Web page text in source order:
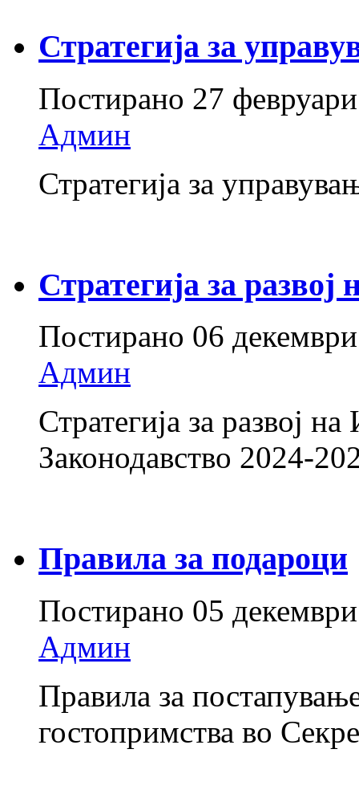
Стратегија за
Постирано 27
Админ
Стратегија за
Стратегија за
Постирано 06
Админ
Стратегија за развој
Законодавство 2024-
Правила за подароци
Постирано 05
Админ
Правила за
гостопримства во